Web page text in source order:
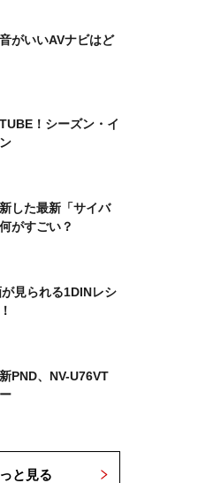
がいいAVナビはど
！シーズン・イ
した最新「サイバ
がすごい？
見られる1DINレシ
PND、NV-U76VT
と見る